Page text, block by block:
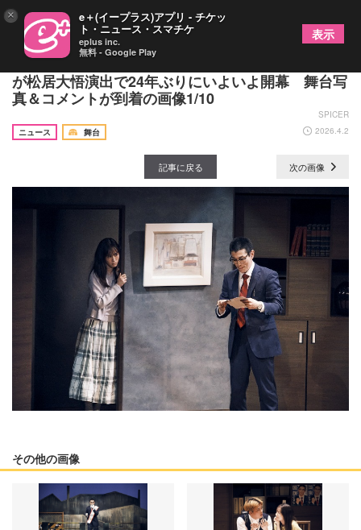
玉置玲央・前田敦子ら出演、長塚圭史作『ポルノ』
が松居大悟演出で24年ぶりにいよいよ開幕 舞台写
真＆コメントが到着の画像1/10
SPICER
ニュース
舞台 2026.4.2
記事に戻る 次の画像
その他の画像
× e＋(イープラス)アプリ - チケッ
ト・ニュース・スマチケ
eplus inc.
無料 - Google Play
表示